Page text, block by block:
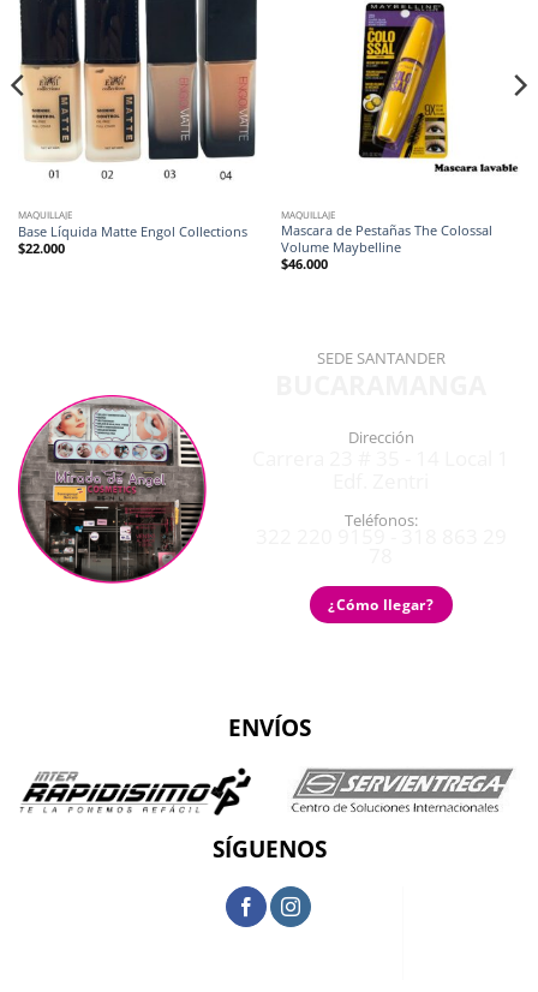
MAQUILLAJE
Base Líquida Matte Engol Collections
$22.000
MAQUILLAJE
Mascara de Pestañas The Colossal
Volume Maybelline
$46.000
SEDE SANTANDER
Dirección
Teléfonos:
¿Cómo llegar?
ENVÍOS
SÍGUENOS